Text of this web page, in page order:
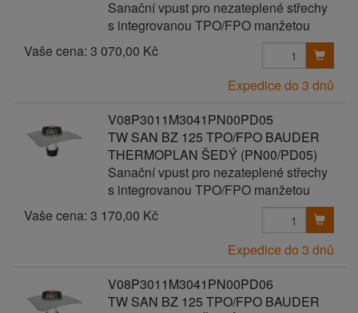
Sanační vpust pro nezateplené střechy
s integrovanou TPO/FPO manžetou
Vaše cena: 3 070,00 Kč
Expedice do 3 dnů
V08P3011M3041PN00PD05
TW SAN BZ 125 TPO/FPO BAUDER
THERMOPLAN ŠEDÝ (PN00/PD05)
Sanační vpust pro nezateplené střechy
s integrovanou TPO/FPO manžetou
Vaše cena: 3 170,00 Kč
Expedice do 3 dnů
V08P3011M3041PN00PD06
TW SAN BZ 125 TPO/FPO BAUDER